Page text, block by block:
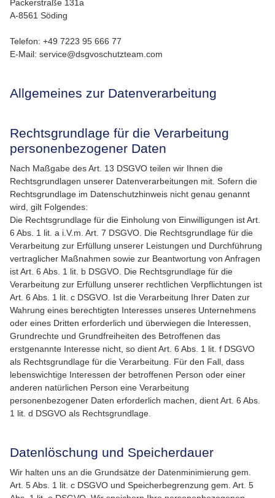
Packerstraße 131a
A-8561 Söding
Telefon: +49 7223 95 666 77
E-Mail: service@dsgvoschutzteam.com
Allgemeines zur Datenverarbeitung
Rechtsgrundlage für die Verarbeitung
personenbezogener Daten
Nach Maßgabe des Art. 13 DSGVO teilen wir Ihnen die
Rechtsgrundlagen unserer Datenverarbeitungen mit. Sofern die
Rechtsgrundlage im Datenschutzhinweis nicht genau genannt
wird, gilt Folgendes:
Die Rechtsgrundlage für die Einholung von Einwilligungen ist Art.
6 Abs. 1 lit. a i.V.m. Art. 7 DSGVO. Die Rechtsgrundlage für die
Verarbeitung zur Erfüllung unserer Leistungen und Durchführung
vertraglicher Maßnahmen sowie zur Beantwortung von Anfragen
ist Art. 6 Abs. 1 lit. b DSGVO. Die Rechtsgrundlage für die
Verarbeitung zur Erfüllung unserer rechtlichen Verpflichtungen ist
Art. 6 Abs. 1 lit. c DSGVO. Ist die Verarbeitung Ihrer Daten zur
Wahrung eines berechtigten Interesses unseres Unternehmens
oder eines Dritten erforderlich und überwiegen die Interessen,
Grundrechte und Grundfreiheiten des Betroffenen das
erstgenannte Interesse nicht, so dient Art. 6 Abs. 1 lit. f DSGVO
als Rechtsgrundlage für die Verarbeitung. Für den Fall, dass
lebenswichtige Interessen der betroffenen Person oder einer
anderen natürlichen Person eine Verarbeitung
personenbezogener Daten erforderlich machen, dient Art. 6 Abs.
1 lit. d DSGVO als Rechtsgrundlage.
Datenlöschung und Speicherdauer
Wir halten uns an die Grundsätze der Datenminimierung gem.
Art. 5 Abs. 1 lit. c DSGVO und Speicherbegrenzung gem. Art. 5